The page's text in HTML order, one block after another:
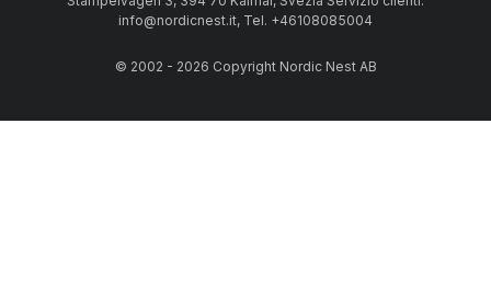
info@nordicnest.it, Tel. +46108085004
© 2002 - 2026 Copyright Nordic Nest AB